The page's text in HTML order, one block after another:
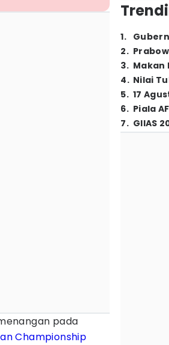
pada
Championship
1.
2.
3. Makan
4. Nilai
5. 17
6. Piala
7. GIIAS